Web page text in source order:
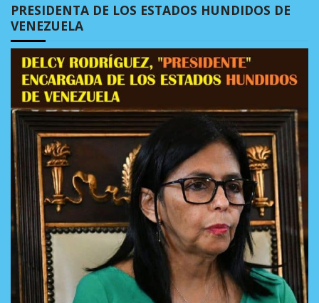
PRESIDENTA DE LOS ESTADOS HUNDIDOS DE
VENEZUELA